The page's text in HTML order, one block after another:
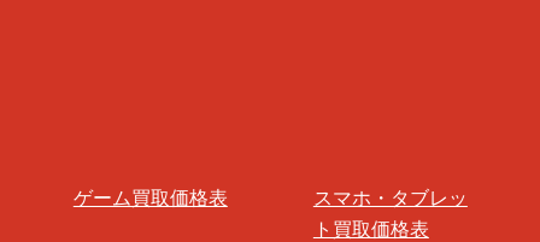
ゲーム買取価格表
スマホ・タブレッ
ト買取価格表